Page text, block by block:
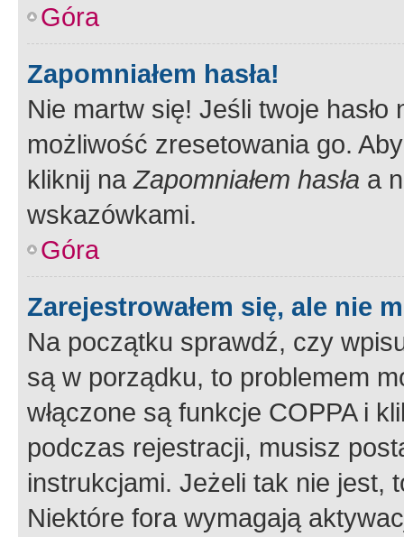
Góra
Zapomniałem hasła!
Nie martw się! Jeśli twoje
możliwość zresetowania go.
kliknij naZapomniałem hasła a
wskazówkami.
Góra
Zarejestrowałem się, ale nie
Na początku sprawdź, czy
są w porządku, to problemem
włączone są funkcje COPPA i
podczas rejestracji, musisz
instrukcjami. Jeżeli tak nie jest,
Niektóre fora wymagają